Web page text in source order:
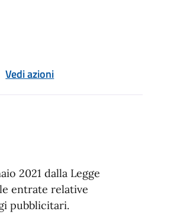
Vedi azioni
2021 dalla Legge
entrate relative
pubblicitari.